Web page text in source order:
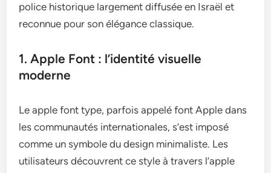
police historique largement diffusée en Israël et
reconnue pour son élégance classique.
1. Apple Font : l’identité visuelle
moderne
Le apple font type, parfois appelé font Apple dans
les communautés internationales, s’est imposé
comme un symbole du design minimaliste. Les
utilisateurs découvrent ce style à travers l’apple